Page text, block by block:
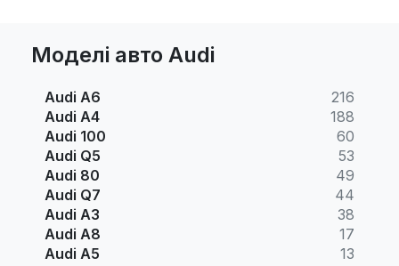
Моделі авто Audi
Audi A6
216
Audi A4
188
Audi 100
60
Audi Q5
53
Audi 80
49
Audi Q7
44
Audi A3
38
Audi A8
17
Audi A5
13